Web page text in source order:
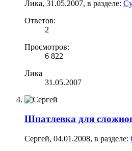
Лика, 31.05.2007, в разделе:
Ответов:
2
Просмотров:
6 822
Лика
31.05.2007
Шпатлевка для
Сергей, 04.01.2008, в разделе: